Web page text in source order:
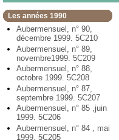
Les années 1990
Aubermensuel, n° 90,
décembre 1999. 5C210
Aubermensuel, n° 89,
novembre1999. 5C209
Aubermensuel, n° 88,
octobre 1999. 5C208
Aubermensuel, n° 87,
septembre 1999. 5C207
Aubermensuel, n° 85 ,juin
1999. 5C206
Aubermensuel, n° 84 , mai
1999. 5C205